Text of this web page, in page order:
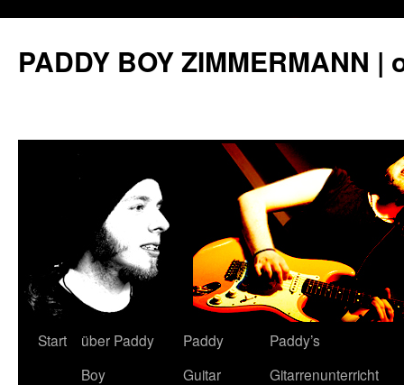
PADDY BOY ZIMMERMANN
Springe
Start
über Paddy
Boy
Paddy
Guitar
Paddy’s
Gitarrenunterricht